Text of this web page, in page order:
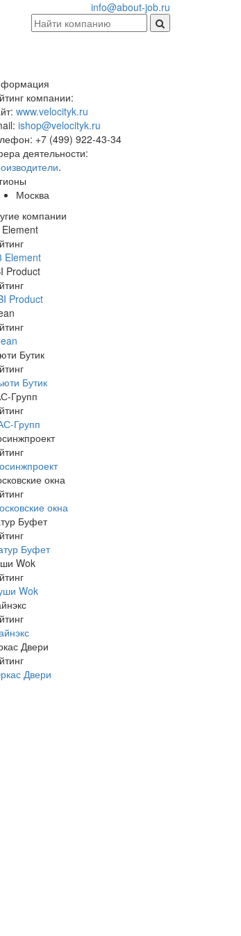
info@about-job.ru
компании:
www.velocityk.ru
ishop@velocityk.ru
+7 (499) 922-43-34
деятельности:
.
Москва
компании
Element
Product
Product
Бутик
Бутик
Групп
Групп
окна
окна
Буфет
Буфет
Wok
Wok
Двери
Двери